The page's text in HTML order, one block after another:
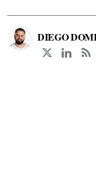
DIEGO